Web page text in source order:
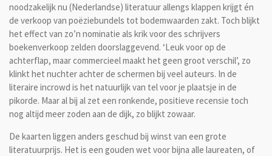
noodzakelijk nu (Nederlandse) literatuur allengs klappen krijgt én
de verkoop van poëziebundels tot bodemwaarden zakt. Toch blijkt
het effect van zo’n nominatie als krik voor des schrijvers
boekenverkoop zelden doorslaggevend. ‘Leuk voor op de
achterflap, maar commercieel maakt het geen groot verschil’, zo
klinkt het nuchter achter de schermen bij veel auteurs. In de
literaire incrowd is het natuurlijk van tel voor je plaatsje in de
pikorde. Maar al bij al zet een ronkende, positieve recensie toch
nog altijd meer zoden aan de dijk, zo blijkt zowaar.
De kaarten liggen anders geschud bij winst van een grote
literatuurprijs. Het is een gouden wet voor bijna alle laureaten, of